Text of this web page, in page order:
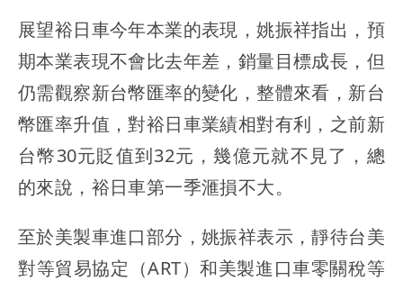
展望裕日車今年本業的表現，姚振祥指出，預
期本業表現不會比去年差，銷量目標成長，但
仍需觀察新台幣匯率的變化，整體來看，新台
幣匯率升值，對裕日車業績相對有利，之前新
台幣30元貶值到32元，幾億元就不見了，總
的來說，裕日車第一季滙損不大。
至於美製車進口部分，姚振祥表示，靜待台美
對等貿易協定（ART）和美製進口車零關稅等